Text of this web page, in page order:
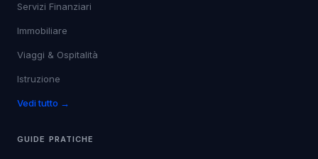
Servizi Finanziari
Immobiliare
Viaggi & Ospitalità
Istruzione
Vedi tutto →
GUIDE PRATICHE